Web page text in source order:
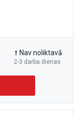
2-3 darba dienas
Nav noliktavā